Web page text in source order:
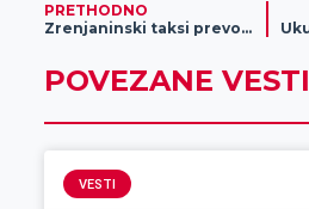
PRETHODNO
Zrenjaninski taksi prevoznici iskazuju visok stepen solidarnosti
POVEZANE VESTI
VESTI